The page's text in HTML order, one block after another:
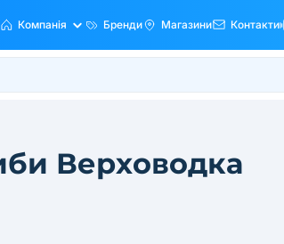
Компанія Бренди Магазини Контакти
Верховодка